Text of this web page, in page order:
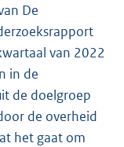
De
van 2022
in de
de doelgroep
de overheid
het gaat om